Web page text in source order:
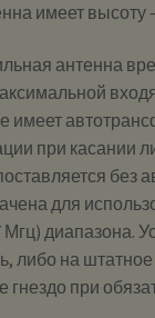
имеет высоту
антенна
имеет
при касании
без
для
диапазона.
либо на штатное
гнездо при